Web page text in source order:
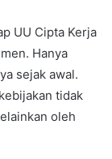
UU Cipta Kerja
Hanya
sejak awal.
tidak
oleh